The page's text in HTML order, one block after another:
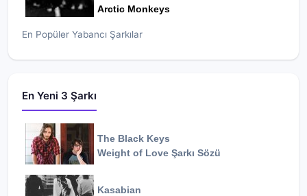
Arctic Monkeys
En Popüler Yabancı Şarkılar
En Yeni 3 Şarkı
The Black Keys
Weight of Love Şarkı Sözü
Kasabian